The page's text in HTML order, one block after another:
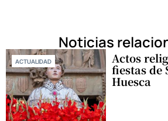
Noticias
ACTUALIDAD Actos
fiestas de
Huesca